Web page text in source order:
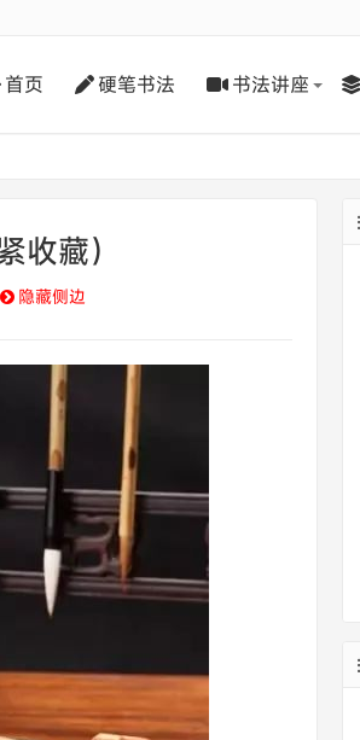
首页 硬笔书法 书法讲座
收藏）
隐藏侧边